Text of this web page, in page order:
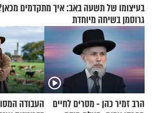
בעיצומו של תשעה באב: איך מתקדמים
גרוסמן בשיחה מיוחדת
הרב זמיר כהן - מסרים לחיים
העבודה